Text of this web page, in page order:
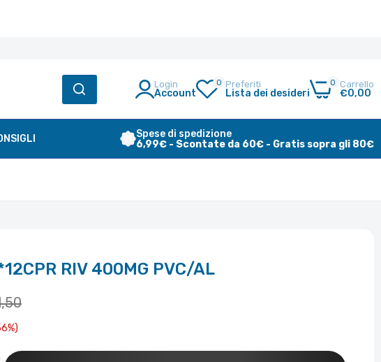
Login
Account
0 Preferiti
Lista dei desideri
0 Carrello
€0,00
Spese di spedizione
6,99€ - Scontate da 60€ - Gratis sopra gli 80€
RIV 400MG PVC/AL